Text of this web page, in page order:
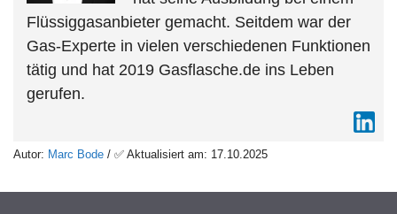
Flüssiggasanbieter gemacht. Seitdem war der
Gas-Experte in vielen verschiedenen Funktionen
tätig und hat 2019 Gasflasche.de ins Leben
gerufen.
Autor: Marc Bode / ✅ Aktualisiert am: 17.10.2025